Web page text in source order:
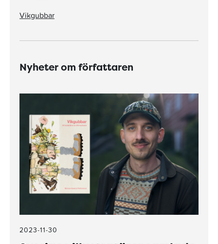
Vikgubbar
Nyheter om författaren
2023-11-30